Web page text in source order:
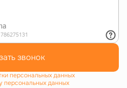
звонок
персональных данных
персональных данных